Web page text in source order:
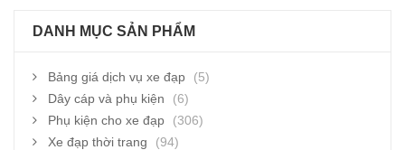
DANH MỤC SẢN PHẨM
Bảng giá dịch vụ xe đạp
(5)
Dây cáp và phụ kiện
(6)
Phụ kiện cho xe đạp
(306)
Xe đạp thời trang
(94)